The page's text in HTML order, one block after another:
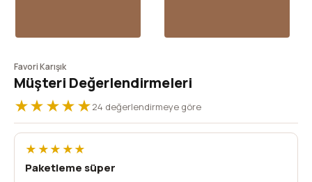
Favori Karışık
Müşteri Değerlendirmeleri
★★★★★24 değerlendirmeye göre
★★★★★
Paketleme süper